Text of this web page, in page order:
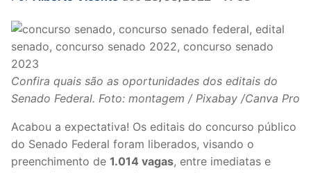
Confira quais são as oportunidades dos editais do
Senado Federal. Foto: montagem / Pixabay /Canva Pro
Acabou a expectativa! Os editais do concurso público
do Senado Federal foram liberados, visando o
preenchimento de 1.014 vagas, entre imediatas e